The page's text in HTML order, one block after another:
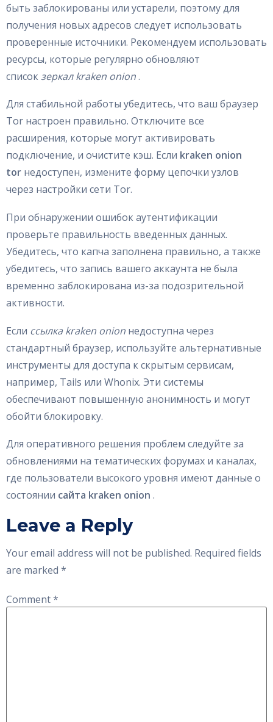
быть заблокированы или устарели, поэтому для
получения новых адресов следует использовать
проверенные источники. Рекомендуем использовать
ресурсы, которые регулярно обновляют
списокзеркал kraken onion.
Для стабильной работы убедитесь, что ваш браузер
Tor настроен правильно. Отключите все
расширения, которые могут активировать
подключение, и очистите кэш. Если kraken onion
tor недоступен, измените форму цепочки узлов
через настройки сети Tor.
При обнаружении ошибок аутентификации
проверьте правильность введенных данных.
Убедитесь, что капча заполнена правильно, а также
убедитесь, что запись вашего аккаунта не была
временно заблокирована из-за подозрительной
активности.
Если ссылка kraken onion недоступна через
стандартный браузер, используйте альтернативные
инструменты для доступа к скрытым сервисам,
например, Tails или Whonix. Эти системы
обеспечивают повышенную анонимность и могут
обойти блокировку.
Для оперативного решения проблем следуйте за
обновлениями на тематических форумах и каналах,
где пользователи высокого уровня имеют данные о
состоянии сайта kraken onion .
Leave a Reply
Your email address will not be published. Required fields
are marked *
Comment*